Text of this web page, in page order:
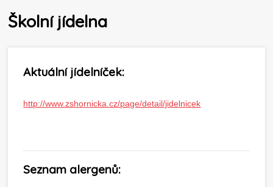
Školní jídelna
Aktuální jídelníček:
http://www.zshornicka.cz/page/detail/jidelnicek
Seznam alergenů: